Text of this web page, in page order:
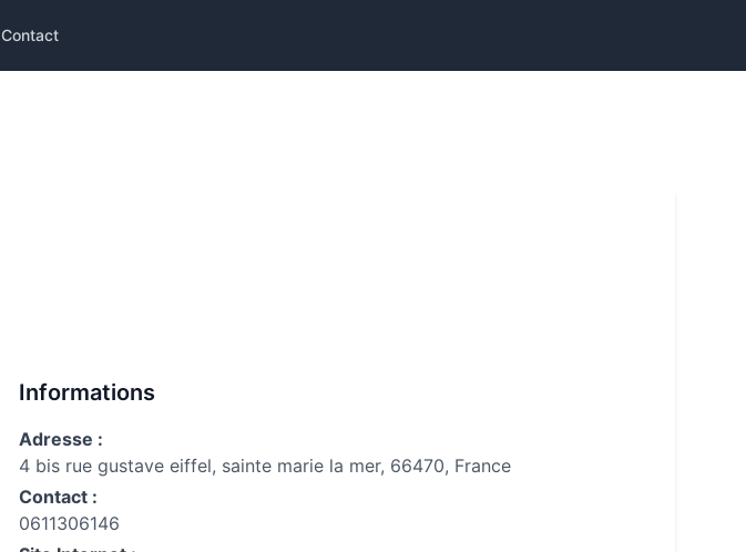
Contact
Informations
Adresse :
4 bis rue gustave eiffel, sainte marie la mer, 66470, France
Contact :
0611306146